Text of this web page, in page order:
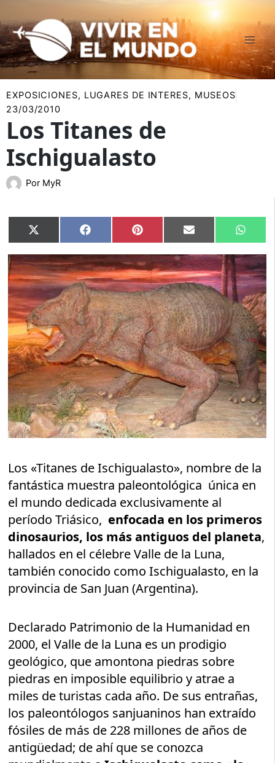
al
contenido
EXPOSICIONES, LUGARES DE INTERES, MUSEOS
23/03/2010
Los Titanes de
Ischigualasto
Por MyR
Compartir
en
X
(Twitter)
Compartir
en
Facebook Compartir
en
Pinterest Compartir
en
Email
en
Los «Titanes de Ischigualasto», nombre de la
fantástica muestra paleontológica única en
el mundo dedicada exclusivamente al
período Triásico, enfocada en los primeros
dinosaurios, los más antiguos del planeta,
hallados en el célebre Valle de la Luna,
también conocido como Ischigualasto, en la
provincia de San Juan (Argentina).
Declarado Patrimonio de la Humanidad en
2000, el Valle de la Luna es un prodigio
geológico, que amontona piedras sobre
piedras en imposible equilibrio y atrae a
miles de turistas cada año. De sus entrañas,
los paleontólogos sanjuaninos han extraído
fósiles de más de 228 millones de años de
antigüedad; de ahí que se conozca